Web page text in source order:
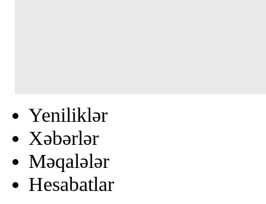
Yeniliklər
Xəbərlər
Məqalələr
Hesabatlar